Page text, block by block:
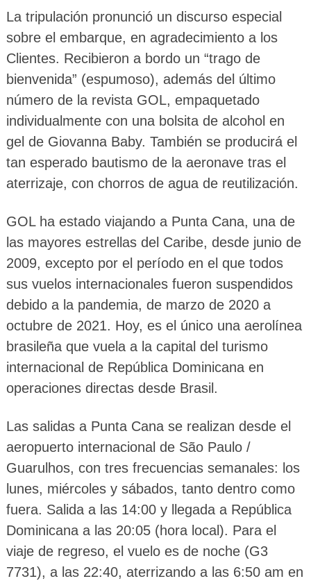
La tripulación pronunció un discurso especial
sobre el embarque, en agradecimiento a los
Clientes. Recibieron a bordo un “trago de
bienvenida” (espumoso), además del último
número de la revista GOL, empaquetado
individualmente con una bolsita de alcohol en
gel de Giovanna Baby. También se producirá el
tan esperado bautismo de la aeronave tras el
aterrizaje, con chorros de agua de reutilización.
GOL ha estado viajando a Punta Cana, una de
las mayores estrellas del Caribe, desde junio de
2009, excepto por el período en el que todos
sus vuelos internacionales fueron suspendidos
debido a la pandemia, de marzo de 2020 a
octubre de 2021. Hoy, es el único una aerolínea
brasileña que vuela a la capital del turismo
internacional de República Dominicana en
operaciones directas desde Brasil.
Las salidas a Punta Cana se realizan desde el
aeropuerto internacional de São Paulo /
Guarulhos, con tres frecuencias semanales: los
lunes, miércoles y sábados, tanto dentro como
fuera. Salida a las 14:00 y llegada a República
Dominicana a las 20:05 (hora local). Para el
viaje de regreso, el vuelo es de noche (G3
7731), a las 22:40, aterrizando a las 6:50 am en